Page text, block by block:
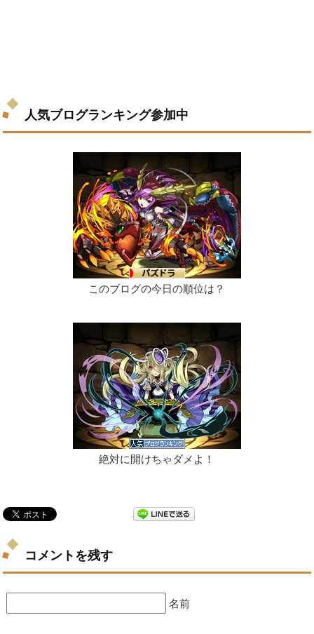
人気ブログランキング参加中
このブログの今日の順位は？
絶対に開けちゃダメよ！
コメントを残す
名前